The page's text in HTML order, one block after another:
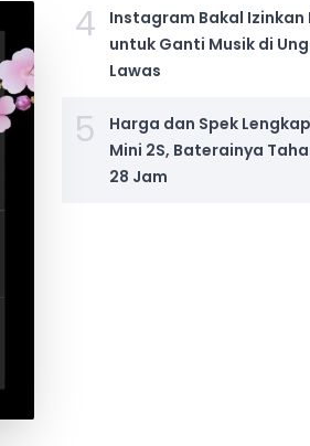
4
Instagram Bakal Izinkan
untuk Ganti Musik di
Lawas
5
Harga dan Spek
Mini 2S, Baterainya
28 Jam